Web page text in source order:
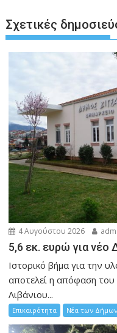
Σχετικές
4 Αυγούστου 2026
5,6 εκ. ευρώ για νέο
Ιστορικό βήμα για την
αποτελεί η απόφαση
Λιβάνιου...
Επικαιρότητα Νέα των Δήμων